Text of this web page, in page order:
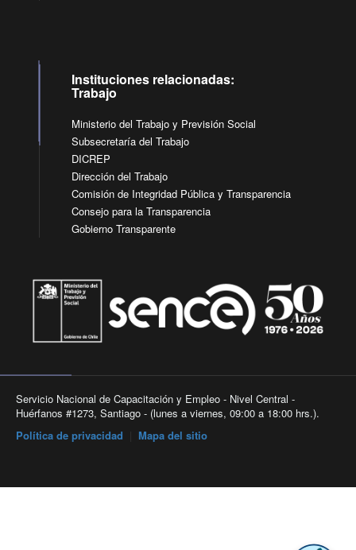
Instituciones relacionadas:
Trabajo
Ministerio del Trabajo y Previsión Social
Subsecretaría del Trabajo
DICREP
Dirección del Trabajo
Comisión de Integridad Pública y Transparencia
Consejo para la Transparencia
Gobierno Transparente
Servicio Nacional de Capacitación y Empleo - Nivel Central -
Huérfanos #1273, Santiago - (lunes a viernes, 09:00 a 18:00 hrs.).
Política de privacidad
Mapa del sitio